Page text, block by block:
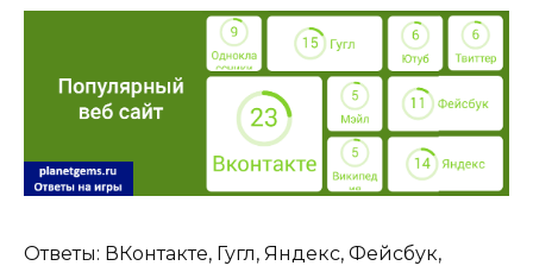
Ответы: ВКонтакте, Гугл, Яндекс, Фейсбук,